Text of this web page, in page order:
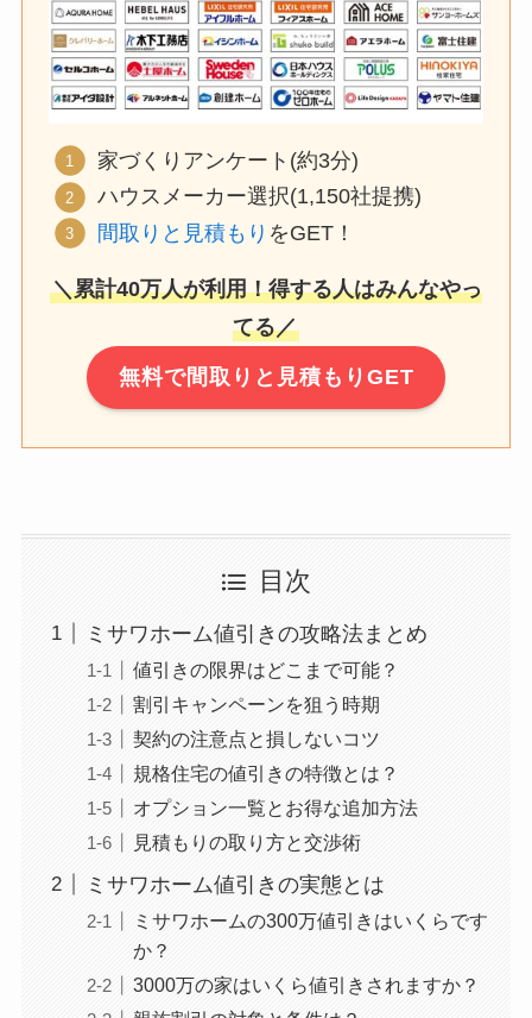
家づくりアンケート(約3分)
ハウスメーカー選択(1,150社提携)
間取りと見積もり をGET！
＼累計40万人が利用！得する人はみんなやっ
てる／
無料で間取りと見積もりGET
目次
ミサワホーム値引きの攻略法まとめ
値引きの限界はどこまで可能？
割引キャンペーンを狙う時期
契約の注意点と損しないコツ
規格住宅の値引きの特徴とは？
オプション一覧とお得な追加方法
見積もりの取り方と交渉術
ミサワホーム値引きの実態とは
ミサワホームの300万値引きはいくらです
か？
3000万の家はいくら値引きされますか？